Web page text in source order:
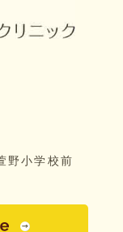
野小学校前